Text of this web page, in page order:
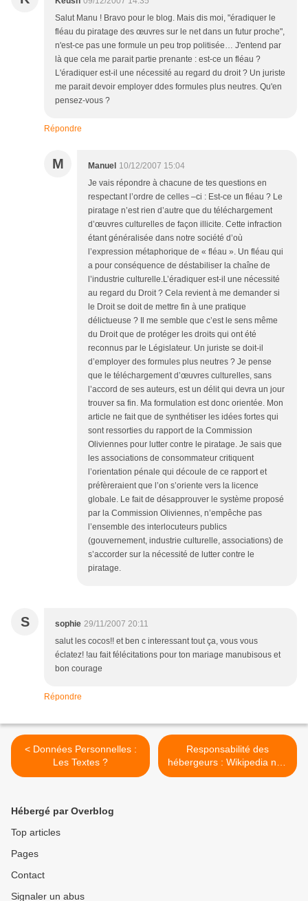
Salut Manu ! Bravo pour le blog. Mais dis moi, "éradiquer le
fléau du piratage des œuvres sur le net dans un futur proche",
n'est-ce pas une formule un peu trop politisée… J'entend par
là que cela me parait partie prenante : est-ce un fléau ?
L'éradiquer est-il une nécessité au regard du droit ? Un juriste
me parait devoir employer ddes formules plus neutres. Qu'en
pensez-vous ?
Répondre
M Manuel 10/12/2007 15:04
Je vais répondre à chacune de tes questions en
respectant l’ordre de celles –ci : Est-ce un fléau ? Le
piratage n’est rien d’autre que du téléchargement
d’œuvres culturelles de façon illicite. Cette infraction
étant généralisée dans notre société d’où
l’expression métaphorique de « fléau ». Un fléau qui
a pour conséquence de déstabiliser la chaîne de
l’industrie culturelle.L’éradiquer est-il une nécessité
au regard du Droit ? Cela revient à me demander si
le Droit se doit de mettre fin à une pratique
délictueuse ? Il me semble que c’est le sens même
du Droit que de protéger les droits qui ont été
reconnus par le Législateur. Un juriste se doit-il
d’employer des formules plus neutres ? Je pense
que le téléchargement d’œuvres culturelles, sans
l’accord de ses auteurs, est un délit qui devra un jour
trouver sa fin. Ma formulation est donc orientée. Mon
article ne fait que de synthétiser les idées fortes qui
sont ressorties du rapport de la Commission
Oliviennes pour lutter contre le piratage. Je sais que
les associations de consommateur critiquent
l’orientation pénale qui découle de ce rapport et
préfèreraient que l’on s’oriente vers la licence
globale. Le fait de désapprouver le système proposé
par la Commission Oliviennes, n’empêche pas
l’ensemble des interlocuteurs publics
(gouvernement, industrie culturelle, associations) de
s’accorder sur la nécessité de lutter contre le
piratage.
S sophie 29/11/2007 20:11
salut les cocos!! et ben c interessant tout ça, vous vous
éclatez! !au fait félécitations pour ton mariage manubisous et
bon courage
Répondre
< Données Personnelles :
Les Textes ?
Responsabilité des
hébergeurs : Wikipedia non
responsable >
Hébergé par Overblog
Top articles
Pages
Contact
Signaler un abus